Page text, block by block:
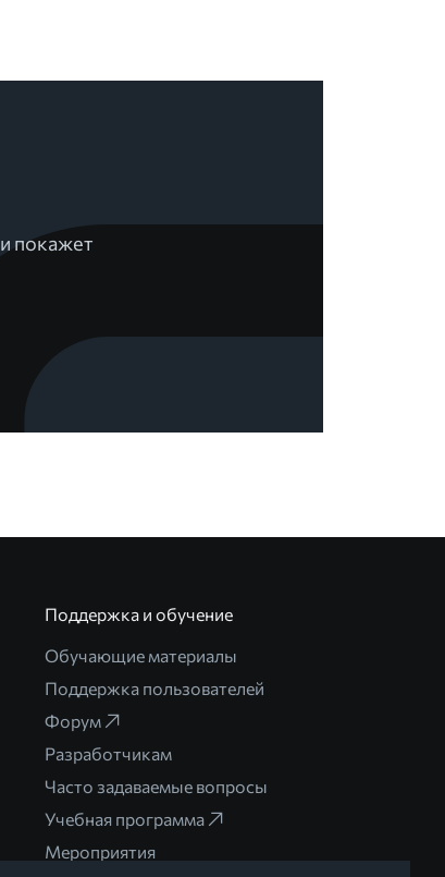
покажет
Поддержка и обучение
Обучающие материалы
Поддержка пользователей
Форум
Разработчикам
Часто задаваемые вопросы
Учебная программа
Мероприятия